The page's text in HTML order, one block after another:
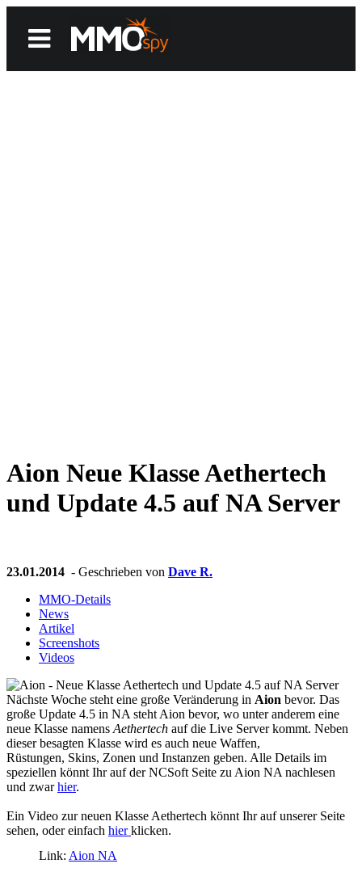
Aion Neue Klasse Aethertech
und Update 4.5 auf NA Server
23.01.2014 - Geschrieben von Dave R.
MMO-Details
News
Artikel
Screenshots
Videos
Nächste Woche steht eine große Veränderung in Aion bevor. Das
große Update 4.5 in NA steht Aion bevor, wo unter anderem eine
neue Klasse namens Aethertech auf die Live Server kommt. Neben
dieser besagten Klasse wird es auch neue Waffen,
Rüstungen, Skins, Zonen und Instanzen geben. Alle Details im
speziellen könnt Ihr auf der NCSoft Seite zu Aion NA nachlesen
und zwarhier.
Ein Video zur neuen Klasse Aethertech könnt Ihr auf unserer Seite
sehen, oder einfach hierklicken.
Link: Aion NA